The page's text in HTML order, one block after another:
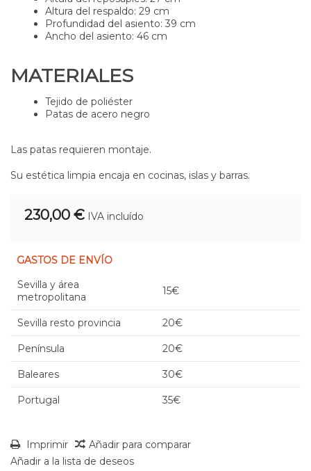
Altura del respaldo: 29 cm
Profundidad del asiento: 39 cm
Ancho del asiento: 46 cm
MATERIALES
Tejido de poliéster
Patas de acero negro
Las patas requieren montaje.
Su estética limpia encaja en cocinas, islas y barras.
230,00 € IVA incluído
GASTOS DE ENVÍO
Sevilla y área
metropolitana
15€
Sevilla resto provincia 20€
Península 20€
Baleares 30€
Portugal 35€
Imprimir
Añadir para comparar
Añadir a la lista de deseos